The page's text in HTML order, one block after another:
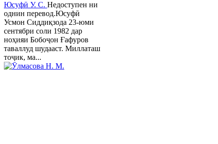
Юсуфӣ У. C. Недоступен ни
однин перевод.Юсуфӣ
Усмон Сиддиқзода 23-юми
сентябри соли 1982 дар
ноҳияи Бобоҷон Ғафуров
таваллуд шудааст. Миллаташ
тоҷик, ма...